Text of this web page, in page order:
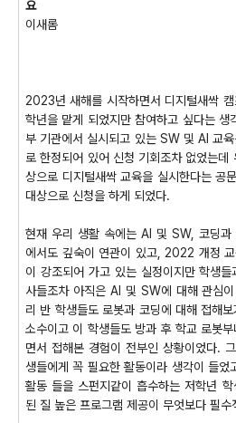
요
이새롬
2023년 새해를 시작하면서 디지털새싹
학년을 맡게 되었지만 참여하고 싶다는 생
부 기관에서 실시되고 있는 SW 및 AI 교
로 한정되어 있어 신청 기회조차 없었는데
상으로 디지털새싹 교육을 실시한다는 공
대상으로 신청을 하게 되었다.
현재 우리 생활 속에는 AI 및 SW, 코딩과
에서도 깊숙이 연관이 있고, 2022 개정
이 강조되어 가고 있는 실정이지만 학생
사들조차 아직은 AI 및 SW에 대해 관심
리 반 학생들도 로봇과 코딩에 대해 접해
소수이고 이 학생들도 방과 후 학교 로봇
면서 접해본 경험이 전부인 상황이었다.
생들에게 꼭 필요한 활동이라 생각이 들
활동 들을 스펀지같이 흡수하는 저학년
된 질 높은 프로그램 제공이 무엇보다 필